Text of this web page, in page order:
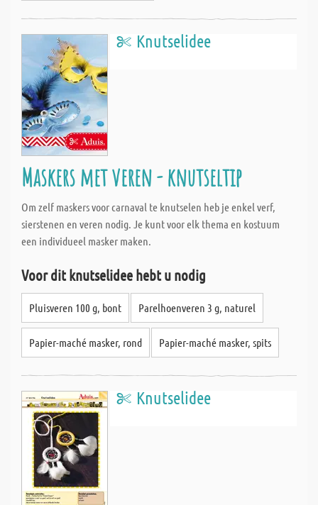
Knutselidee
Maskers met veren - knutseltip
Om zelf maskers voor carnaval te knutselen heb je enkel verf,
sierstenen en veren nodig. Je kunt voor elk thema en kostuum
een individueel masker maken.
Voor dit knutselidee hebt u nodig
Pluisveren 100 g, bont Parelhoenveren 3 g, naturel
Papier-maché masker, rond Papier-maché masker, spits
Knutselidee